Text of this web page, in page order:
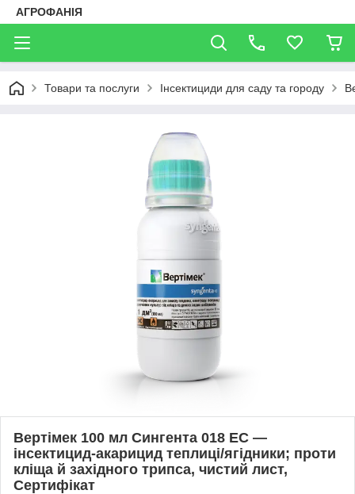
АГРОФАНІЯ
Товари та послуги Інсектициди для саду та городу
Вертімек 100 мл Сингента 018 EC —
інсектицид-акарицид теплиці/ягідники; проти
кліща й західного трипса, чистий лист,
Сертифікат